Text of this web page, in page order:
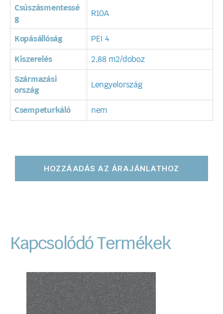
Csúszásmentessé
g
R10A
Kopásállóság PEI 4
Kiszerelés 2,88 m2/doboz
Származási
ország
Lengyelország
Csempeturkáló nem
HOZZÁADÁS AZ ÁRAJÁNLATHOZ
Kapcsolódó Termékek